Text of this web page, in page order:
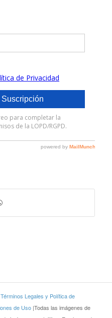
Términos Legales y Política de
de Uso |Todas las imágenes de